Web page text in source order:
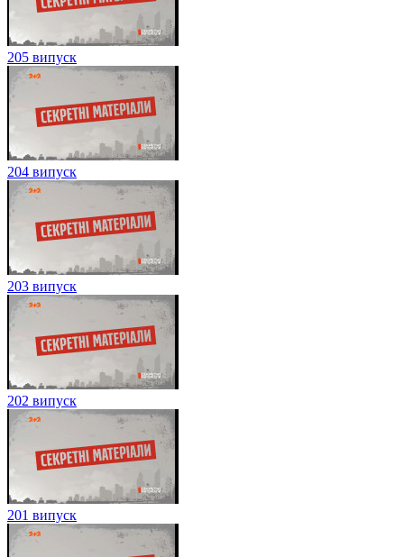
205 випуск
204 випуск
203 випуск
202 випуск
201 випуск